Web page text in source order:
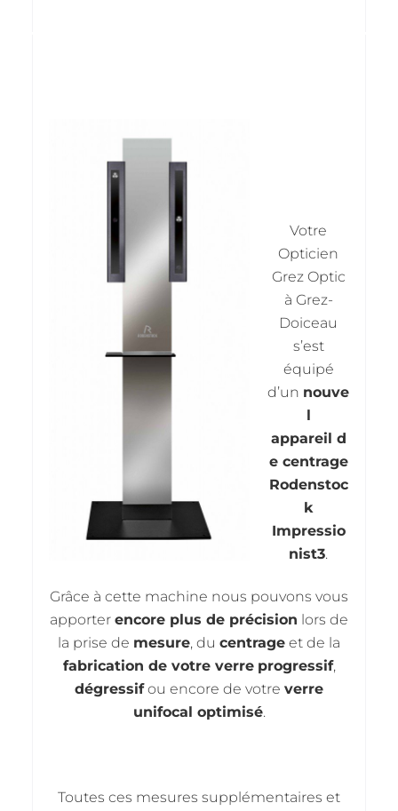
Votre
Opticien
Grez Optic
à Grez-
Doiceau
s’est
équipé
d’un nouve
l
appareil d
e centrage
Rodenstoc
k
Impressio
nist3.
Grâce à cette machine nous pouvons vous
apporter encore plus de précision lors de
la prise de mesure, du centrage et de la
fabrication de votre verre progressif,
dégressifou encore de votre verre
unifocal optimisé.
Toutes ces mesures supplémentaires et